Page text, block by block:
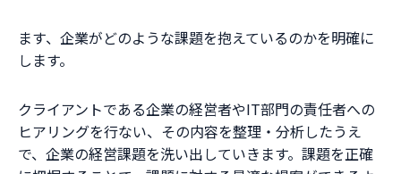
ます、企業がどのような課題を抱えているのかを明確に
します。
クライアントである企業の経営者やIT部門の責任者への
ヒアリングを行ない、その内容を整理・分析したうえ
で、企業の経営課題を洗い出していきます。課題を正確